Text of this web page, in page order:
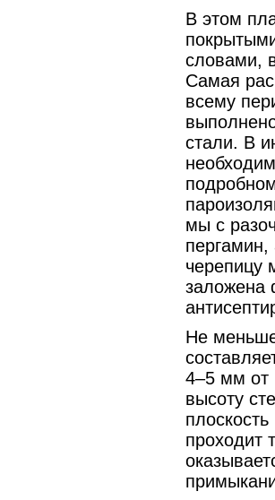
В этом
словами,
Самая
всему
стали. В
мы с
пергамин,
черепицу
заложена
Не
4–5 мм от
высоту
проходит